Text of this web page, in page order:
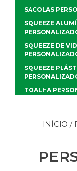
INÍCIO /
SACOLAS
SQUEEZE
SQUEEZE DE
SQUEEZE
TOALHA